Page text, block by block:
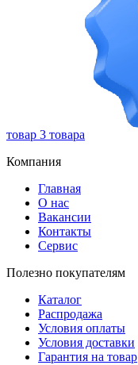
товар 3 товара
Компания
Главная
О нас
Вакансии
Контакты
Сервис
Полезно покупателям
Каталог
Распродажа
Условия оплаты
Условия доставки
Гарантия на товар